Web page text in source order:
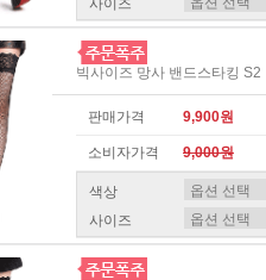
사이즈
빅사이즈 망사 밴드스타킹 S2
판매가격 9,900원
소비자가격 9,000원
색상
사이즈